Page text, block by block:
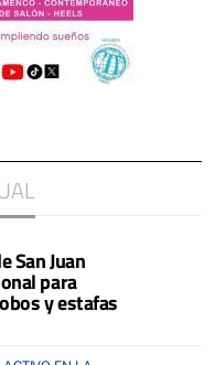
San Juan
para
y estafas